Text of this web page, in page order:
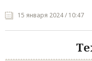
15 января 2024 / 10:47